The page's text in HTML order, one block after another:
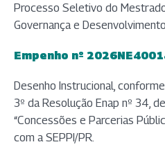
Processo Seletivo do
Governança e
Empenho nº
(abre em nova aba)
Desenho Instrucional,
3º da Resolução Enap nº 34,
“Concessões e Parcerias
com a SEPPI/PR.